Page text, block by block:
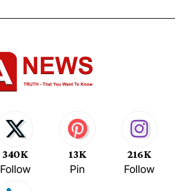
340K
Follow
13K
Pin
216K
Follow